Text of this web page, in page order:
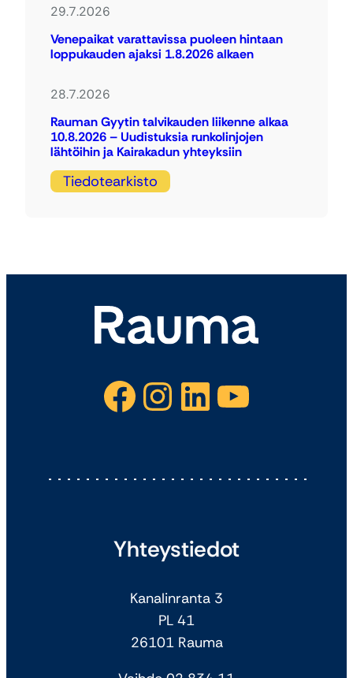
29.7.2026
Venepaikat varattavissa puoleen hintaan
loppukauden ajaksi 1.8.2026 alkaen
28.7.2026
Rauman Gyytin talvikauden liikenne alkaa
10.8.2026 – Uudistuksia runkolinjojen
lähtöihin ja Kairakadun yhteyksiin
Tiedotearkisto
Facebook Instagram LinkedIn YouTube
Yhteystiedot
Kanalinranta 3
PL 41
26101 Rauma